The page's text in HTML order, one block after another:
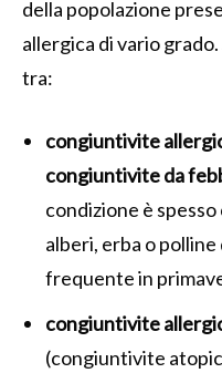
della popolazione
allergica di vario
tra:
congiuntivite
congiuntivite da
condizione è
alberi, erba o
frequente in
congiuntivite
(congiuntivite